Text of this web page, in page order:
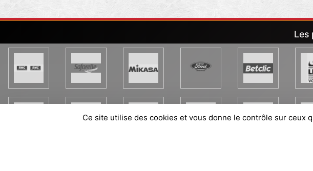
Les
Ce site utilise des cookies et vous donne le contrôle sur ceux